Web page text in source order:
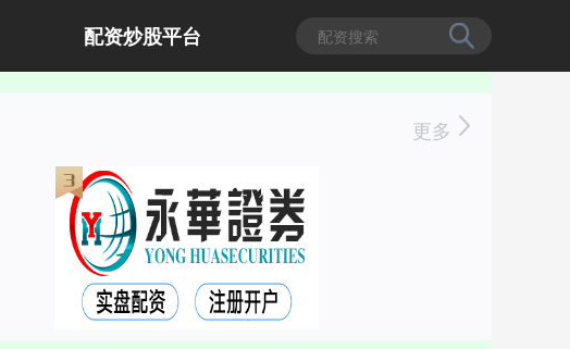
配资炒股平台
更多